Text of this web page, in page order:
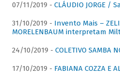
07/11/2019 - CLÁUDIO JORGE /
31/10/2019 - Invento Mais –
MORELENBAUM interpretam
24/10/2019 - COLETIVO SAMBA
17/10/2019 - FABIANA COZZA E